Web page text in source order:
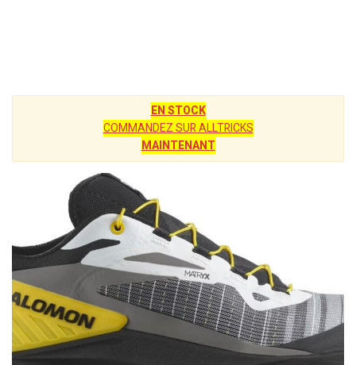
EN STOCK
COMMANDEZ SUR ALLTRICKS
MAINTENANT